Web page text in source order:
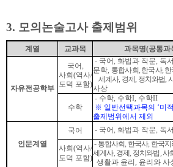
3. 모의논술고사 출제범위
계 열 교과목 과목명(공통과
자유전공학부
국어,
사회 (역사/
도덕 포함)
- 국어, 화법과 작문, 독서
문학, 통합사회, 한국사,
세계사, 경제, 정치와법,
사상
수학
- 수학, 수학I, 수학II
※ 일반선택과목의 ‘미
출제범위에서 제외
인문계열
국어 - 국어, 화법과 작문, 독서
사회 (역사/
도덕 포함)
- 통합사회, 한국사, 한국지
세계사, 경제, 정치와법,사
생활과 윤리 , 윤리와 사